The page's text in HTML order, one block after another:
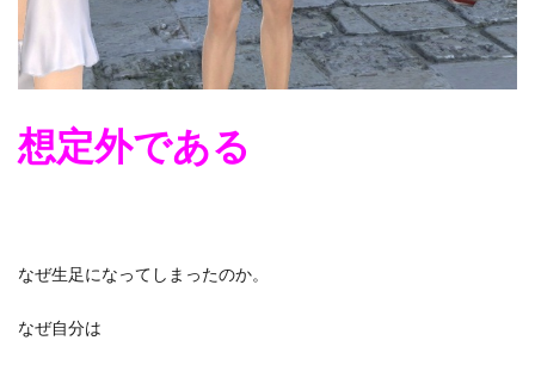
想定外である
なぜ生足になってしまったのか。
なぜ自分は